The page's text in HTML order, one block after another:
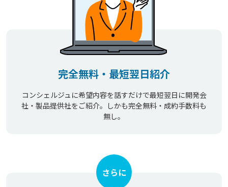
完全無料・最短翌日紹介
コンシェルジュに希望内容を話すだけで最短翌日に開発会
社・製品提供社をご紹介。しかも完全無料・成約手数料も
無し。
さらに